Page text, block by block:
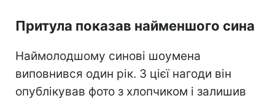
Притула показав найменшого сина
Наймолодшому синові шоумена
виповнився один рік. З цієї нагоди він
опублікував фото з хлопчиком і залишив